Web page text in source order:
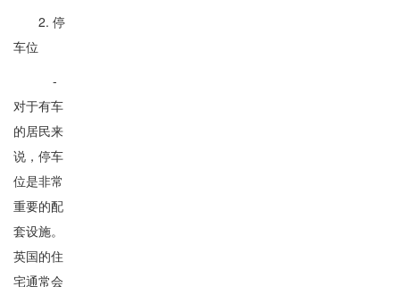
2. 停
车位
-
对于有车
的居民来
说，停车
位是非常
重要的配
套设施。
英国的住
宅通常会